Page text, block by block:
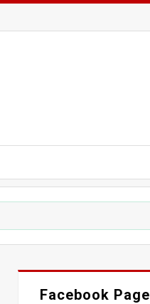
Facebook Page